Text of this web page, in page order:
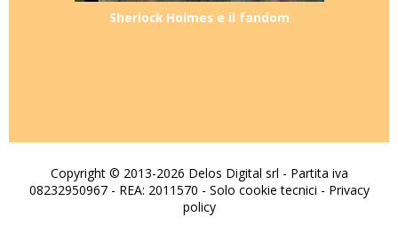
Sherlock Holmes e il fandom
Copyright © 2013-2026 Delos Digital srl - Partita iva
08232950967 - REA: 2011570 - Solo cookie tecnici - Privacy
policy